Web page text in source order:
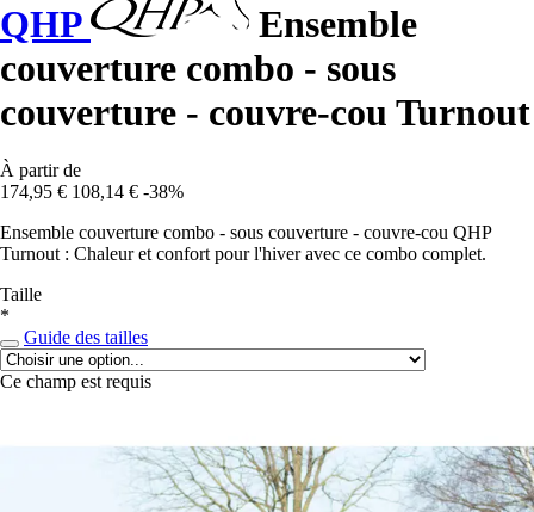
QHP
Ensemble
couverture combo - sous
couverture - couvre-cou Turnout
À partir de
174,95 € 108,14 € -38%
Ensemble couverture combo - sous couverture - couvre-cou QHP
Turnout : Chaleur et confort pour l'hiver avec ce combo complet.
Taille
*
Guide des tailles
Ce champ est requis